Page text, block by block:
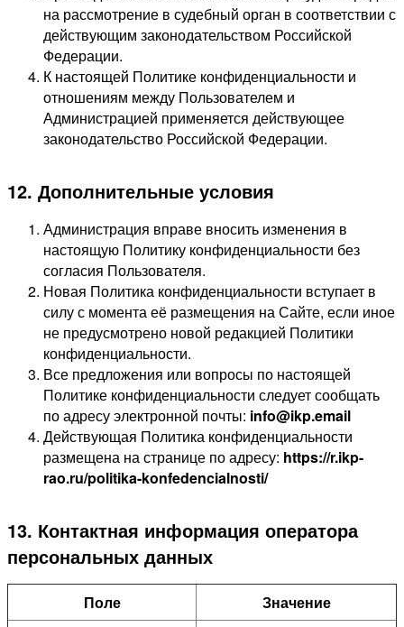
на рассмотрение в судебный орган в соответствии с
действующим законодательством Российской
Федерации.
К настоящей Политике конфиденциальности и
отношениям между Пользователем и
Администрацией применяется действующее
законодательство Российской Федерации.
12. Дополнительные условия
Администрация вправе вносить изменения в
настоящую Политику конфиденциальности без
согласия Пользователя.
Новая Политика конфиденциальности вступает в
силу с момента её размещения на Сайте, если иное
не предусмотрено новой редакцией Политики
конфиденциальности.
Все предложения или вопросы по настоящей
Политике конфиденциальности следует сообщать
по адресу электронной почты: info@ikp.email
Действующая Политика конфиденциальности
размещена на странице по адресу: https://r.ikp-
rao.ru/politika-konfedencialnosti/
13. Контактная информация оператора
персональных данных
Поле Значение